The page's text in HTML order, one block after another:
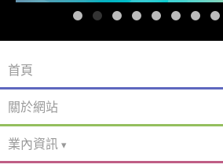
首頁
關於網站
業內資訊